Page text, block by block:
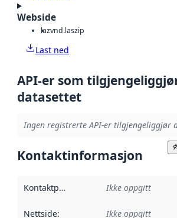
Webside
lazvnd.laszip
Last ned
API-er som
datasettet
Ingen registrerte API-er tilgjengeliggjør
Kontaktinformasjon
Kontaktpunkt Ikke oppgitt
Nettside: Ikke oppgitt